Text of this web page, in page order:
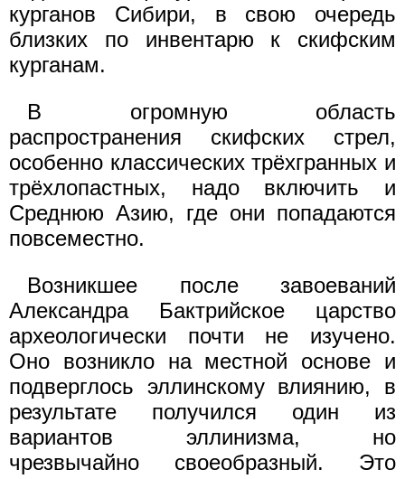
курганов Сибири, в свою очередь
близких по инвентарю к скифским
курганам.
В огромную область
распространения скифских стрел,
особенно классических трёхгранных и
трёхлопастных, надо включить и
Среднюю Азию, где они попадаются
повсеместно.
Возникшее после завоеваний
Александра Бактрийское царство
археологически почти не изучено.
Оно возникло на местной основе и
подверглось эллинскому влиянию, в
результате получился один из
вариантов эллинизма, но
чрезвычайно своеобразный. Это